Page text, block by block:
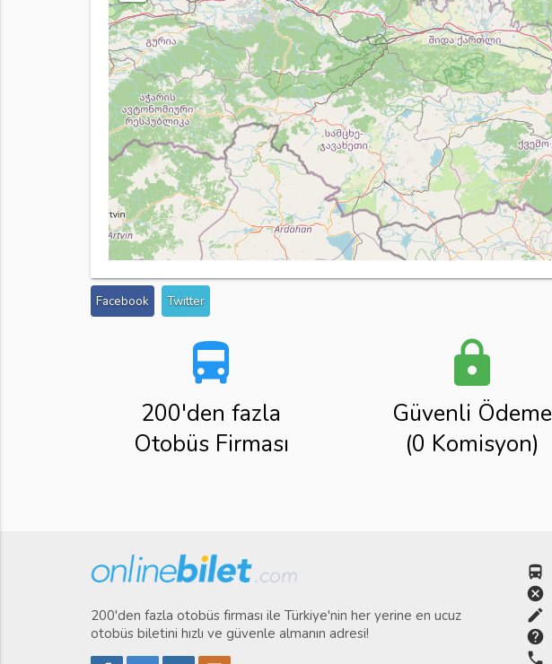
Facebook Twitter
directions_bus
200'den fazla
Otobüs Firması
lock
Güvenli Ödeme
(0 Komisyon)
200'den fazla otobüs firması ile Türkiye'nin her yerine en ucuz
otobüs biletini hızlı ve güvenle almanın adresi!
directions_bus
cancel
edit
help
phone